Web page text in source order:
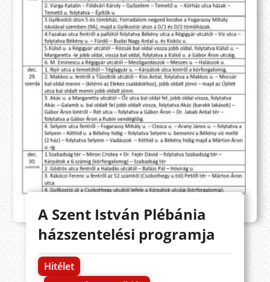
A Szent István Plébánia
házszentelési programja
Hitélet